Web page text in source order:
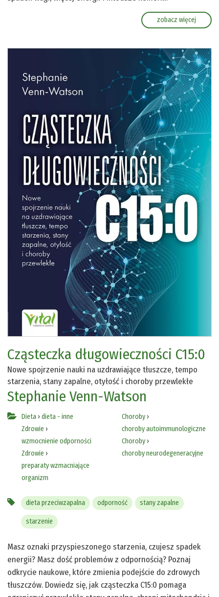
zobacz więcej
Cząsteczka długowieczności C15:0
Nowe spojrzenie nauki na uzdrawiające tłuszcze, tempo
starzenia, stany zapalne, otyłość i choroby przewlekłe
Stephanie Venn-Watson
Dieta › dieta - inne
Zdrowie ›
wzmocnienie odporności
Zdrowie ›
preparaty wzmacniające
organizm
Choroby›
choroby autoimmunologiczne
Choroby›
choroby neurodegeneracyjne
dieta przeciwzapalna odporność stany zapalne
starzenie
Masz oznaki przyspieszonego starzenia, czujesz spadek
energii? Masz dość problemów z odpornością? Poznaj
odkrycie naukowe, które zmienia podejście do zdrowych
tłuszczów. Dowiedz się, jak cząsteczka C15:0 pomaga